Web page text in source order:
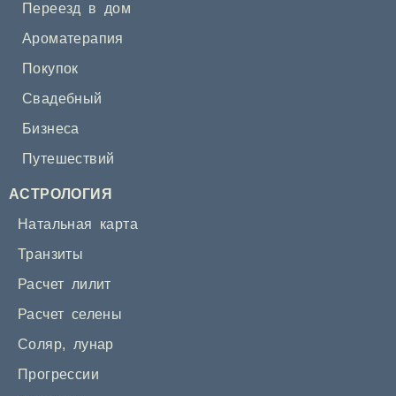
Переезд в дом
Ароматерапия
Покупок
Свадебный
Бизнеса
Путешествий
АСТРОЛОГИЯ
Натальная карта
Транзиты
Расчет лилит
Расчет селены
Соляр, лунар
Прогрессии